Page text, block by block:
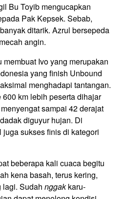
Bu Toyib mengucapkan
Pak Kepsek. Sebab,
ditarik. Azrul bersepeda
angin.
Ivo yang merupakan
yang finish Unbound
menghadapi tantangan.
km lebih peserta dihajar
sampai 42 derajat
diguyur hujan. Di
sukses finis di kategori
beberapa kali cuaca begitu
kena basah, terus kering,
lagi. Sudah nggakkaru-